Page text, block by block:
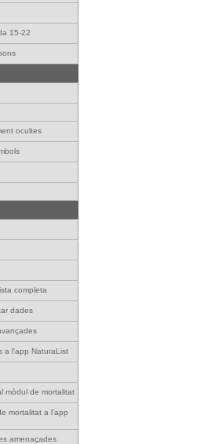
15-22
ocultes
completa
dades
a l'app NaturaList
mòdul de mortalitat
mortalitat a l'app
amenaçades